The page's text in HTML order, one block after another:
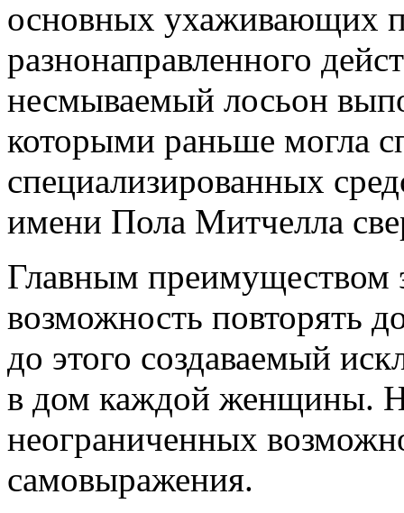
основных ухаживающих
разнонаправленного
несмываемый лосьон
которыми раньше могла
специализированных
имени Пола Митчелла
Главным преимуществом
возможность повторять
до этого создаваемый
в дом каждой женщины.
неограниченных
самовыражения.